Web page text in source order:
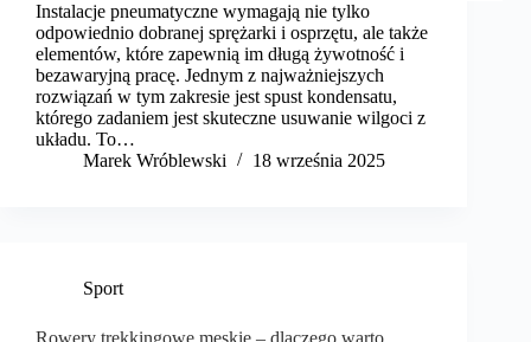
Instalacje pneumatyczne wymagają nie tylko
odpowiednio dobranej sprężarki i osprzętu, ale także
elementów, które zapewnią im długą żywotność i
bezawaryjną pracę. Jednym z najważniejszych
rozwiązań w tym zakresie jest spust kondensatu,
którego zadaniem jest skuteczne usuwanie wilgoci z
układu. To…
Marek Wróblewski
18 września 2025
Sport
Rowery trekkingowe męskie – dlaczego warto